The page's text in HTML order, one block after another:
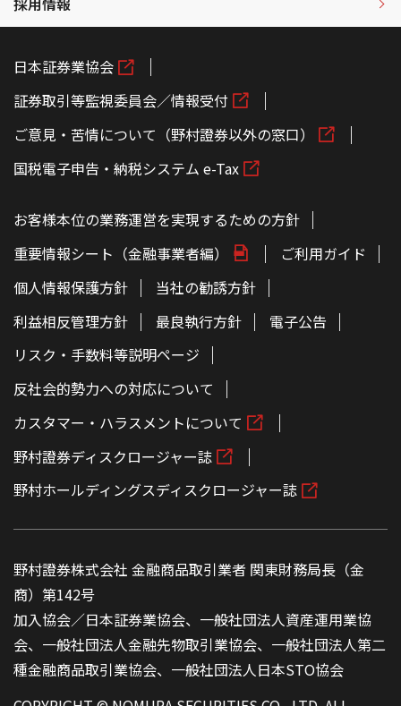
日本証券業協会
証券取引等監視委員会／情報受付
ご意見・苦情について（野村證券以外の窓口）
国税電子申告・納税システム e-Tax
お客様本位の業務運営を実現するための方針
重要情報シート（金融事業者編）
ご利用ガイド
個人情報保護方針
当社の勧誘方針
利益相反管理方針
最良執行方針
電子公告
リスク・手数料等説明ページ
反社会的勢力への対応について
カスタマー・ハラスメントについて
野村證券ディスクロージャー誌
野村ホールディングスディスクロージャー誌
野村證券株式会社 金融商品取引業者 関東財務局長（金
商）第142号
加入協会／日本証券業協会、一般社団法人資産運用業協
会、一般社団法人金融先物取引業協会、一般社団法人第二
種金融商品取引業協会、一般社団法人日本STO協会